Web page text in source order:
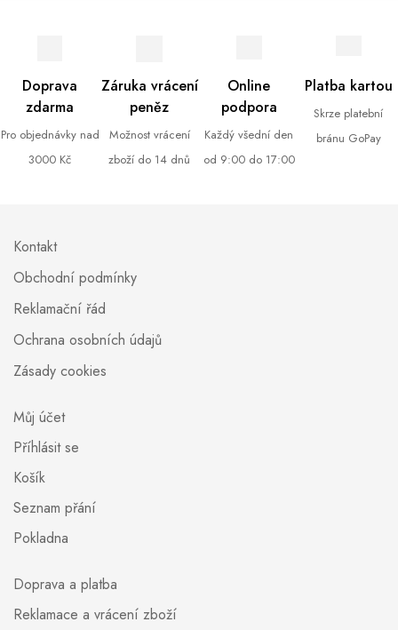
Doprava
zdarma
Pro objednávky nad
3000 Kč
Záruka vrácení
peněz
Možnost vrácení
zboží do 14 dnů
Online
podpora
Každý všední den
od 9:00 do 17:00
Platba kartou
Skrze platební
bránu GoPay
Kontakt
Obchodní podmínky
Reklamační řád
Ochrana osobních údajů
Zásady cookies
Můj účet
Příhlásit se
Košík
Seznam přání
Pokladna
Doprava a platba
Reklamace a vrácení zboží